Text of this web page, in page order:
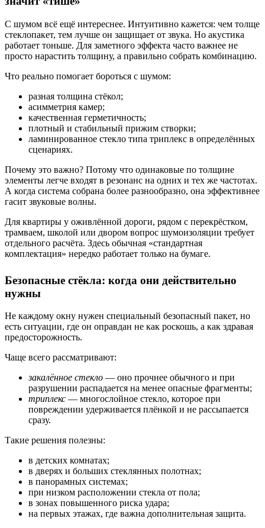
С шумом всё ещё интереснее. Интуитивно кажется: чем толще
стеклопакет, тем лучше он защищает от звука. Но акустика
работает тоньше. Для заметного эффекта часто важнее не
просто нарастить толщину, а правильно собрать комбинацию.
Что реально помогает бороться с шумом:
разная толщина стёкол;
асимметрия камер;
качественная герметичность;
плотный и стабильный прижим створки;
ламинированное стекло типа триплекс в определённых
сценариях.
Почему это важно? Потому что одинаковые по толщине
элементы легче входят в резонанс на одних и тех же частотах.
А когда система собрана более разнообразно, она эффективнее
гасит звуковые волны.
Для квартиры у оживлённой дороги, рядом с перекрёстком,
трамваем, школой или двором вопрос шумоизоляции требует
отдельного расчёта. Здесь обычная «стандартная
комплектация» нередко работает только на бумаге.
Безопасные стёкла: когда они действительно
нужны
Не каждому окну нужен специальный безопасный пакет, но
есть ситуации, где он оправдан не как роскошь, а как здравая
предосторожность.
Чаще всего рассматривают:
закалённое стекло — оно прочнее обычного и при
разрушении распадается на менее опасные фрагменты;
триплекс — многослойное стекло, которое при
повреждении удерживается плёнкой и не рассыпается
сразу.
Такие решения полезны:
в детских комнатах;
в дверях и больших стеклянных полотнах;
в панорамных системах;
при низком расположении стекла от пола;
в зонах повышенного риска удара;
на первых этажах, где важна дополнительная защита.